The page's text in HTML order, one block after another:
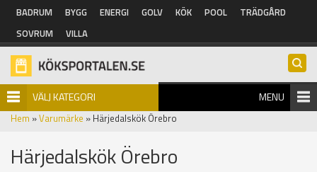
Hoppa till huvudinnehåll
BADRUM BYGG ENERGI GOLV KÖK POOL
TRÄDGÅRD
SOVRUM
VILLA
VÄLJ KATEGORI MENU
Hem »Varumärke » Härjedalskök Örebro
Härjedalskök Örebro